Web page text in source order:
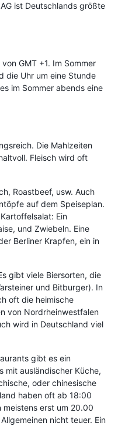
ist Deutschlands größte
GMT +1. Im Sommer
die Uhr um eine Stunde
im Sommer abends eine
Die Mahlzeiten
Fleisch wird oft
Roastbeef, usw. Auch
auf dem Speiseplan.
Ein
und Zwiebeln. Eine
Berliner Krapfen, ein in
gibt viele Biersorten, die
und Bitburger). In
oft die heimische
von Nordrheinwestfalen
wird in Deutschland viel
gibt es ein
mit ausländischer Küche,
oder chinesische
haben oft ab 18:00
meistens erst um 20.00
nicht teuer. Ein